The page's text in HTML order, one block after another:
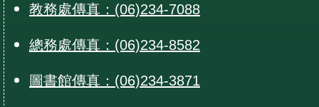
教務處傳真：(06)234-7088
總務處傳真：(06)234-8582
圖書館傳真：(06)234-3871